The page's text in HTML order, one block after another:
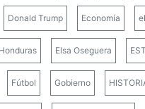
Donald Trump Economía
Elsa Oseguera
Fútbol Gobierno